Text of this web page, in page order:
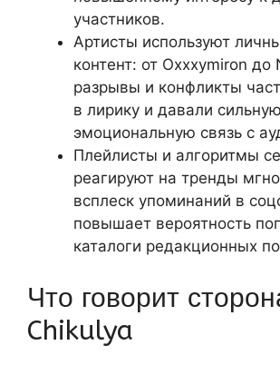
участников.
Артисты используют
контент: от Oxxxymiron
разрывы и конфликты
в лирику и давали сильную
эмоциональную связь с
Плейлисты и алгоритмы
реагируют на тренды
всплеск упоминаний в
повышает вероятность
каталоги редакционных
Что говорит
Chikulya